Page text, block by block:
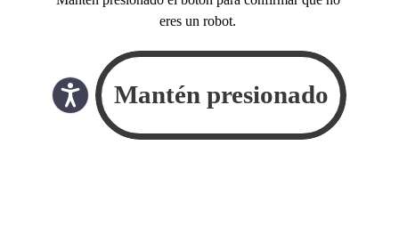
eres un robot.